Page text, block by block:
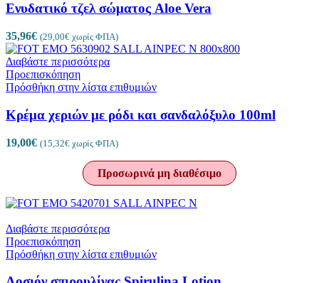
Ενυδατικό τζελ σώματος Aloe Vera
35,96€ (29,00€ χωρίς ΦΠΑ)
Διαβάστε περισσότερα
Προεπισκόπηση
Πρόσθήκη στην λίστα επιθυμιών
Κρέμα χεριών με ρόδι και σανδαλόξυλο 100ml
19,00€ (15,32€ χωρίς ΦΠΑ)
Προσωρινά μη διαθέσιμο
Διαβάστε περισσότερα
Προεπισκόπηση
Πρόσθήκη στην λίστα επιθυμιών